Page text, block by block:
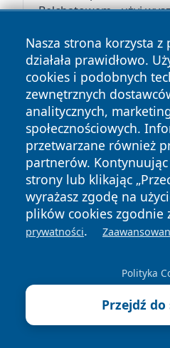
Bełchatowem - użyj
Nasza strona korzysta
działała prawidłowo.
cookies i podobnych
zewnętrznych
analitycznych,
społecznościowych.
przetwarzane również
partnerów.
strony lub klikając
wyrażasz zgodę na
plików cookies zgodnie
prywatności.
Polityka
Przejdź
Copyright © 2026
zastrzeżone.
News Autorzy
Polityka